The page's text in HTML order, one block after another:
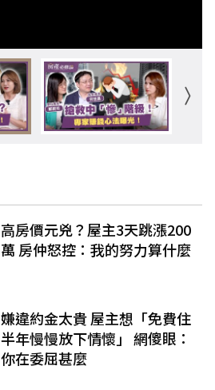
高房價元兇？屋主3天跳漲200
萬 房仲怒控：我的努力算什麼
嫌違約金太貴 屋主想「免費住
半年慢慢放下情懷」 網傻眼：
你在委屈甚麼